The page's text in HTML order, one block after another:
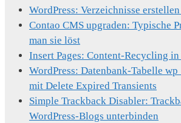
WordPress: Verzeichnisse
Contao CMS upgraden: Typische
man sie löst
Insert Pages: Content-Recycling in
WordPress: Datenbank-Tabelle
mit Delete Expired Transients
Simple Trackback Disabler:
WordPress-Blogs unterbinden